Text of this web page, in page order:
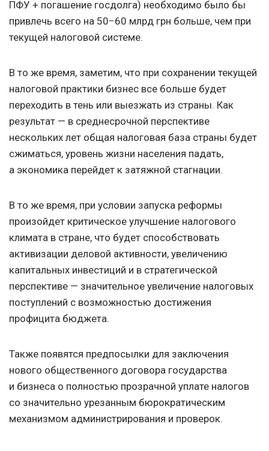
ПФУ + погашение госдолга) необходимо было бы
привлечь всего на 50−60 млрд грн больше, чем при
текущей налоговой системе.
В то же время, заметим, что при сохранении текущей
налоговой практики бизнес все больше будет
переходить в тень или выезжать из страны. Как
результат — в среднесрочной перспективе
нескольких лет общая налоговая база страны будет
сжиматься, уровень жизни населения падать,
а экономика перейдет к затяжной стагнации.
В то же время, при условии запуска реформы
произойдет критическое улучшение налогового
климата в стране, что будет способствовать
активизации деловой активности, увеличению
капитальных инвестиций и в стратегической
перспективе — значительное увеличение налоговых
поступлений с возможностью достижения
профицита бюджета.
Также появятся предпосылки для заключения
нового общественного договора государства
и бизнеса о полностью прозрачной уплате налогов
со значительно урезанным бюрократическим
механизмом администрирования и проверок.